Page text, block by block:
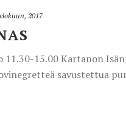
2017
11.30-15.00 Kartanon
savustettua